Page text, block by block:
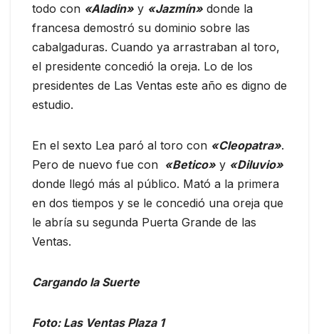
todo con «Aladin» y «Jazmín» donde la
francesa demostró su dominio sobre las
cabalgaduras. Cuando ya arrastraban al toro,
el presidente concedió la oreja. Lo de los
presidentes de Las Ventas este año es digno de
estudio.
En el sexto Lea paró al toro con «Cleopatra».
Pero de nuevo fue con «Betico» y «Diluvio»
donde llegó más al público. Mató a la primera
en dos tiempos y se le concedió una oreja que
le abría su segunda Puerta Grande de las
Ventas.
Cargando la Suerte
Foto: Las Ventas Plaza 1